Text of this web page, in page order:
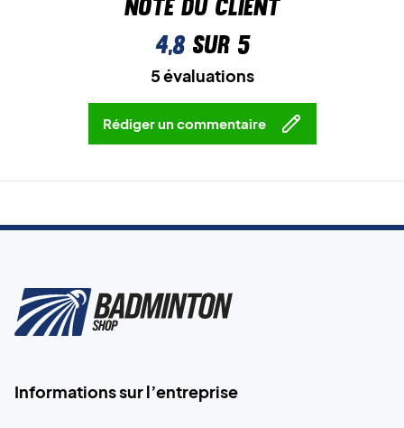
4,8sur 5
5 évaluations
Rédiger un commentaire
Informations sur l’entreprise